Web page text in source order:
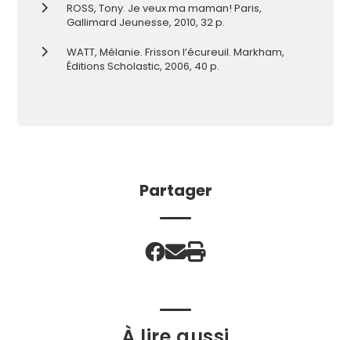
ROSS, Tony. Je veux ma maman! Paris,
Gallimard Jeunesse, 2010, 32 p.
WATT, Mélanie. Frisson l’écureuil. Markham,
Éditions Scholastic, 2006, 40 p.
Partager